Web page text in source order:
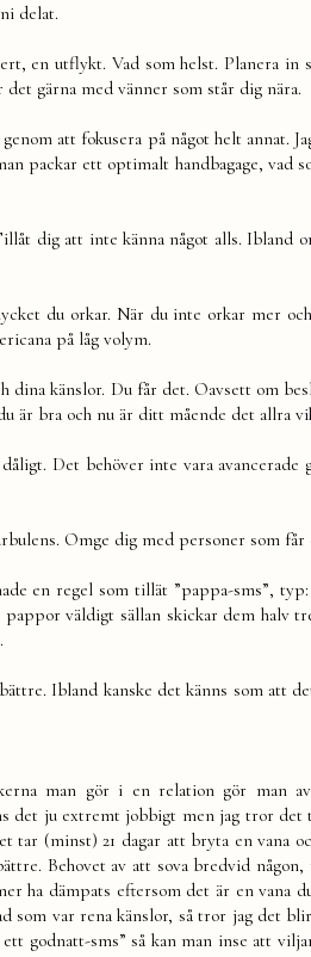
delat.
en utflykt. Vad som helst. Planera in
gärna med vänner som står dig nära.
att fokusera på något helt annat.
packar ett optimalt handbagage, vad
dig att inte känna något alls. Ibland
du orkar. När du inte orkar mer
på låg volym.
dina känslor. Du får det. Oavsett om
är bra och nu är ditt mående det allra
Det behöver inte vara avancerade
Omge dig med personer som
en regel som tillät ”pappa-sms”, typ:
väldigt sällan skickar dem halv
Ibland kanske det känns som att
man gör i en relation gör man
det ju extremt jobbigt men jag tror
tar (minst) 21 dagar att bryta en vana
Behovet av att sova bredvid
ha dämpats eftersom det är en vana
som var rena känslor, så tror jag det
godnatt-sms” så kan man inse att